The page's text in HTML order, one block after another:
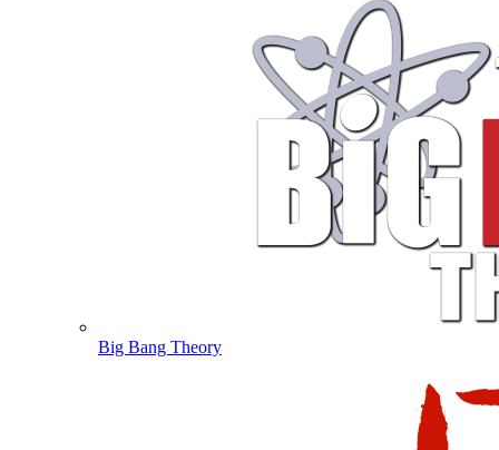
Big Bang Theory